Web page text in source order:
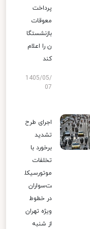
پرداخت
معوقات
بازنشستگا
ن را اعلام
کند
1405/05/
07
اجرای طرح
تشدید
برخورد با
تخلفات
موتورسیکل
ت‌سواران
در خطوط
ویژه تهران
از شنبه